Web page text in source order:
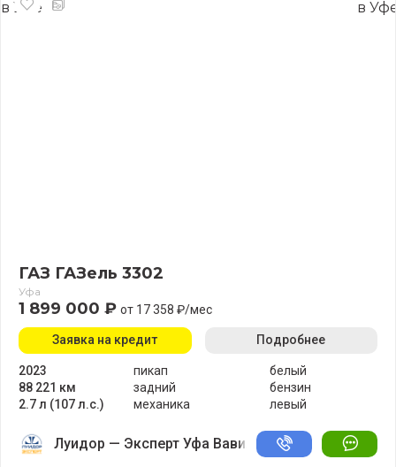
ГАЗ ГАЗель 3302
Уфа
1 899 000 ₽ от 17 358 ₽/мес
2023
88 221 км
2.7 л (107 л.с.)
пикап
задний
механика
белый
бензин
левый
Заявка на кредит Подробнее
Луидор — Эксперт Уфа Вавилово